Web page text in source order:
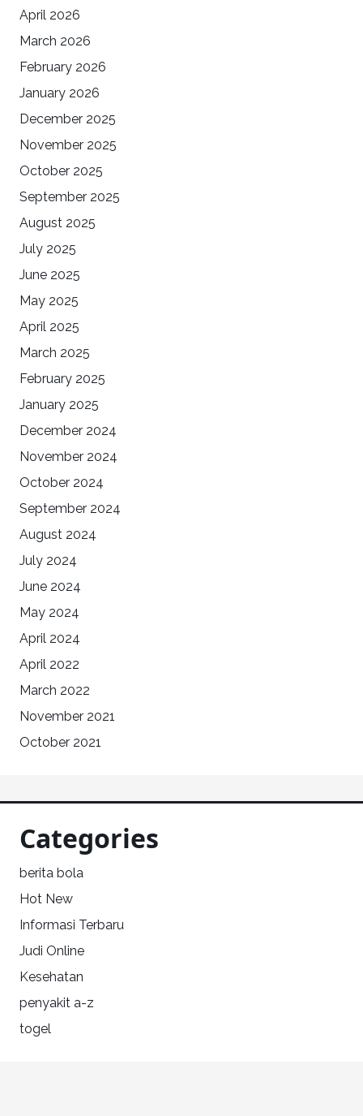
April 2026
March 2026
February 2026
January 2026
December 2025
November 2025
October 2025
September 2025
August 2025
July 2025
June 2025
May 2025
April 2025
March 2025
February 2025
January 2025
December 2024
November 2024
October 2024
September 2024
August 2024
July 2024
June 2024
May 2024
April 2024
April 2022
March 2022
November 2021
October 2021
Categories
berita bola
Hot New
Informasi Terbaru
Judi Online
Kesehatan
penyakit a-z
togel